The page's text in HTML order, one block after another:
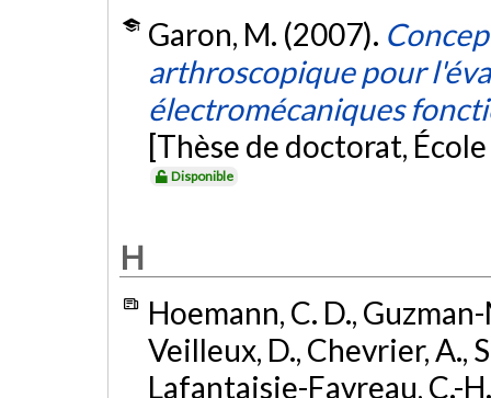
Garon, M. (2007).
arthroscopique pour
électromécaniques
[Thèse de doctorat,
Disponible
H
Hoemann, C. D.,
Veilleux, D., Chevrier, A.,
Lafantaisie-Favreau, C.-